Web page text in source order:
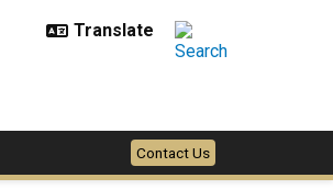
Contact Us